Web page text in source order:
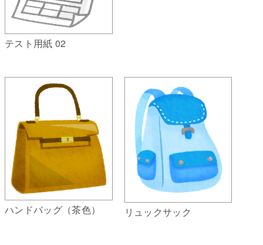
テスト用紙 02
ハンドバッグ（茶色） リュックサック